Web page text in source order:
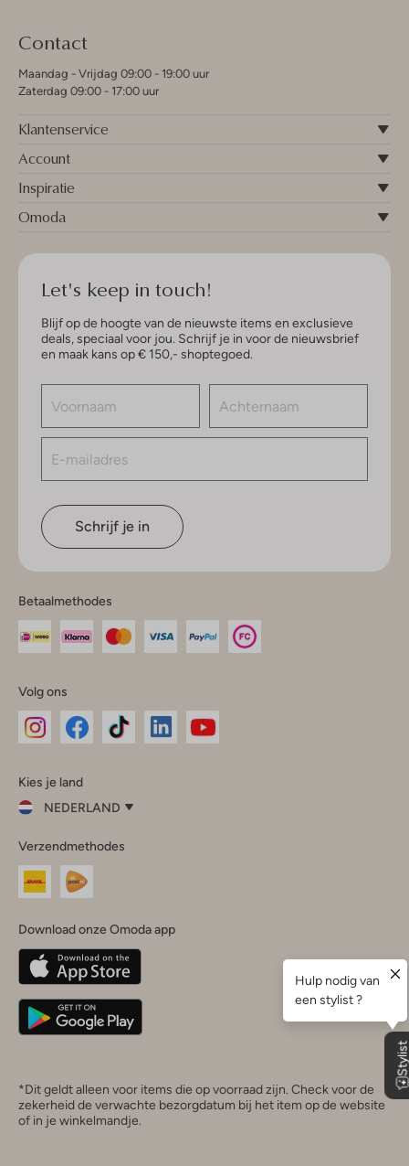
Contact
Maandag - Vrijdag 09:00 - 19:00 uur
Zaterdag 09:00 - 17:00 uur
Klantenservice
Account
Inspiratie
Omoda
Let's keep in touch!
Blijf op de hoogte van de nieuwste items en exclusieve
deals, speciaal voor jou. Schrijf je in voor de nieuwsbrief
en maak kans op € 150,- shoptegoed.
Schrijf je in
Betaalmethodes
Volg ons
InstagramFacebook
Kies je land
NEDERLAND
je
land
Nederland
Belgique(Français)
Deutschland
Verzendmethodes
Download onze Omoda app
*Dit geldt alleen voor items die op voorraad zijn. Check voor de
zekerheid de verwachte bezorgdatum bij het item op de website
of in je winkelmandje.